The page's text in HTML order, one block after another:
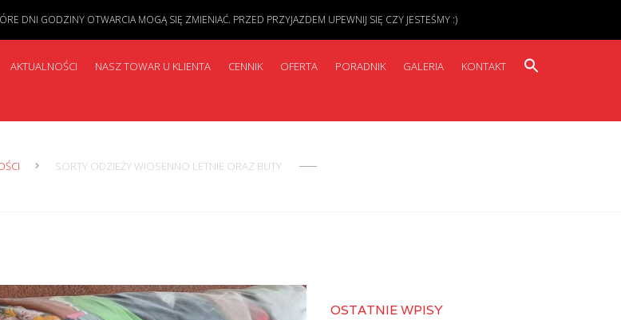
AKTUALNOŚCI NASZ TOWAR U KLIENTA CENNIK OFERTA PORADNIK GALERIA KONTAKT
SORTY ODZIEŻY WIOSENNO LETNIE ORAZ BUTY
OSTATNIE WPISY
DNI GODZINY OTWARCIA MOGĄ SIĘ ZMIENIAĆ. PRZED PRZYJAZDEM UPEWNIJ SIĘ CZY JESTEŚMY :)